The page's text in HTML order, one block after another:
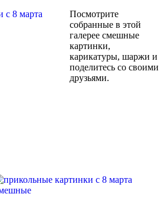
Посмотрите
собранные в этой
галерее смешные
картинки,
карикатуры, шаржи и
поделитесь со своими
друзьями.